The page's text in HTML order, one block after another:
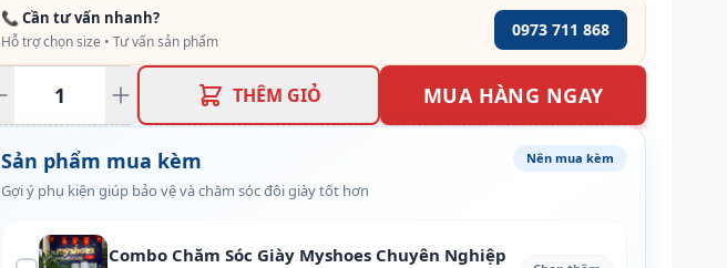
📞 Cần tư vấn nhanh?
Hỗ trợ chọn size • Tư vấn sản phẩm
0973 711 868
THÊM GIỎ MUA HÀNG NGAY
Sản phẩm mua kèm
Gợi ý phụ kiện giúp bảo vệ và chăm sóc đôi giày tốt hơn
Nên mua kèm
Combo Chăm Sóc Giày Myshoes Chuyên Nghiệp